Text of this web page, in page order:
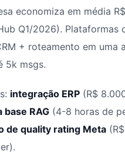
economiza em média
Q1/2026). Plataformas
+ roteamento em uma
5k msgs.
integração ERP (R$
RAG (4-8 horas de
de quality rating Meta